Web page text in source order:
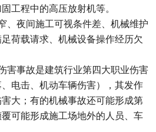
工程中的高压放射机等。
、夜间施工可视条件差、机械维护
荷载请求、机械设备操作经历欠
害事故是建筑行业第四大职业伤害
电击、机动车辆伤害），其发作
大；有的机械事故还可能形成第
可能形成施工场地外的人员、车